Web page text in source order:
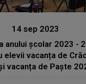
Stiri
14 sep 2023
anului școlar 2023 -
elevii vacanța de
vacanța de Paște